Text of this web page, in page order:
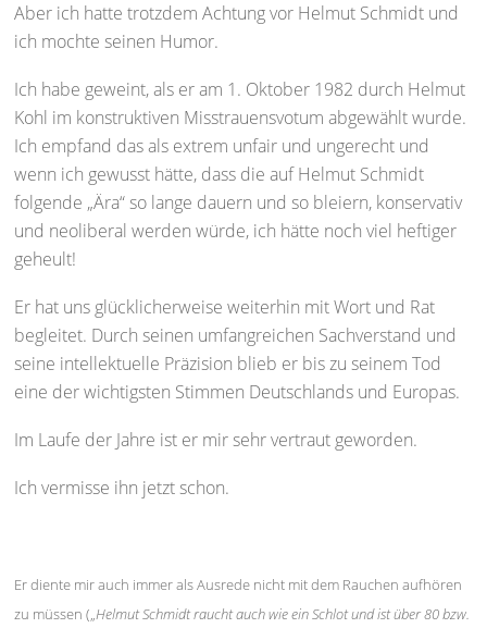
Aber ich hatte trotzdem Achtung vor Helmut Schmidt und
ich mochte seinen Humor.
Ich habe geweint, als er am 1. Oktober 1982 durch Helmut
Kohl im konstruktiven Misstrauensvotum abgewählt wurde.
Ich empfand das als extrem unfair und ungerecht und
wenn ich gewusst hätte, dass die auf Helmut Schmidt
folgende „Ära“ so lange dauern und so bleiern, konservativ
und neoliberal werden würde, ich hätte noch viel heftiger
geheult!
Er hat uns glücklicherweise weiterhin mit Wort und Rat
begleitet. Durch seinen umfangreichen Sachverstand und
seine intellektuelle Präzision blieb er bis zu seinem Tod
eine der wichtigsten Stimmen Deutschlands und Europas.
Im Laufe der Jahre ist er mir sehr vertraut geworden.
Ich vermisse ihn jetzt schon.
Er diente mir auch immer als Ausrede nicht mit dem Rauchen aufhören
zu müssen („Helmut Schmidt raucht auch wie ein Schlot und ist über 80 bzw.